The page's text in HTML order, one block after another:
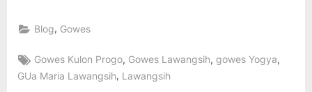
Blog, Gowes
Tags:
Gowes Kulon Progo, Gowes Lawangsih,gowes Yogya,
GUa Maria Lawangsih, Lawangsih